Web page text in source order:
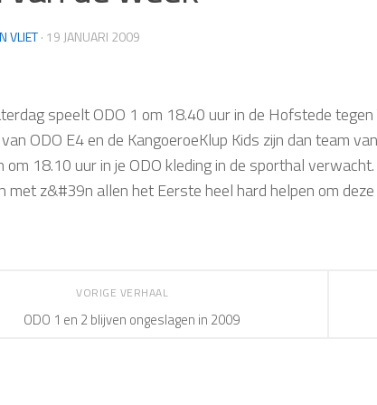
VLIET· 19 JANUARI 2009
speelt ODO 1 om 18.40 uur in de Hofstede
ODO E4 en de KangoeroeKlup Kids zijn dan team
om 18.10 uur in je ODO kleding in de sporthal verwacht.
met z&#39n allen het Eerste heel hard helpen om
VORIGE VERHAAL
ODO 1 en 2 blijven ongeslagen in 2009